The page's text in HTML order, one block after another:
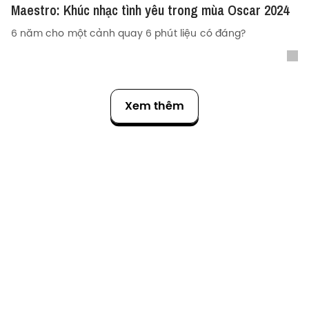
Maestro: Khúc nhạc tình yêu trong mùa Oscar 2024
6 năm cho một cảnh quay 6 phút liệu có đáng?
Xem thêm